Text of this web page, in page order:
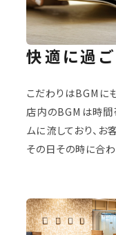
快適に過
こだわりはBGMに
店内のBGMは時間
ムに流しており、お
その日その時に合